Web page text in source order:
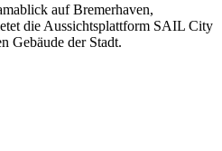
auf Bremerhaven,
die Aussichtsplattform SAIL City
Gebäude der Stadt.